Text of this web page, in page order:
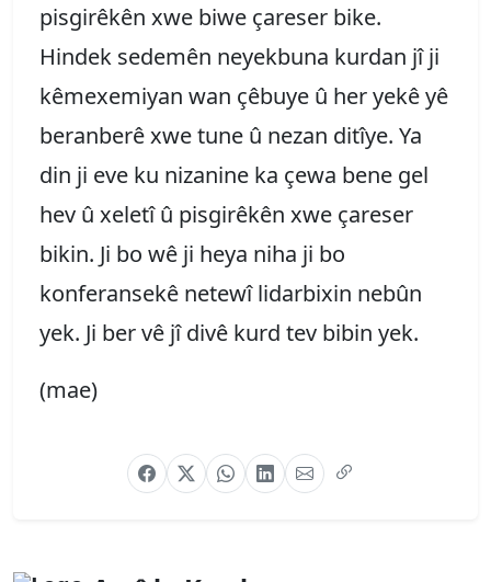
pisgirêkên xwe biwe çareser bike.
Hindek sedemên neyekbuna kurdan jî ji
kêmexemiyan wan çêbuye û her yekê yê
beranberê xwe tune û nezan ditîye. Ya
din ji eve ku nizanine ka çewa bene gel
hev û xeletî û pisgirêkên xwe çareser
bikin. Ji bo wê ji heya niha ji bo
konferansekê netewî lidarbixin nebûn
yek. Ji ber vê jî divê kurd tev bibin yek.
(mae)